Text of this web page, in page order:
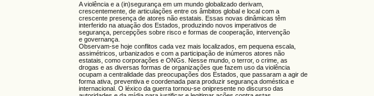
A violência e a (in)segurança em um mundo globalizado derivam,
crescentemente, de articulações entre os âmbitos global e local com a
crescente presença de atores não estatais. Essas novas dinâmicas têm
interferido na atuação dos Estados, produzindo novos imperativos de
segurança, percepções sobre risco e formas de cooperação, intervenção
e governança.
Observam-se hoje conflitos cada vez mais localizados, em pequena escala,
assimétricos, urbanizados e com a participação de inúmeros atores não
estatais, como corporações e ONGs. Nesse mundo, o terror, o crime, as
drogas e as diversas formas de organizações que fazem uso da violência
ocupam a centralidade das preocupações dos Estados, que passaram a agir de
forma ativa, preventiva e coordenada para produzir segurança doméstica e
internacional. O léxico da guerra tornou-se onipresente no discurso das